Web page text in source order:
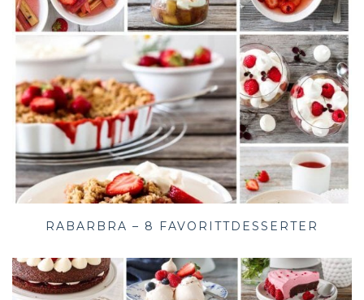
RABARBRA – 8 FAVORITTDESSERTER